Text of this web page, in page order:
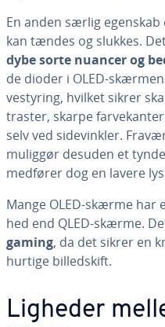
En anden særlig
kan tændes og slukkes.
dybe sorte nuancer og
de dioder i OLED-
ve­sty­ring, hvilket sikrer
tra­ster, skarpe
selv ved si­de­vink­ler.
muliggør desuden et
medfører dog en lavere
Mange OLED-skærme
hed end QLED-skærme.
gaming, da det sikrer en
hurtige bil­led­skift.
Ligheder